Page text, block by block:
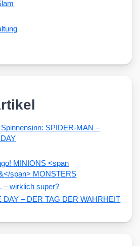
SPIDER-MAN –
MINIONS <span
span> MONSTERS
– wirklich super?
DAY – DER TAG DER WAHRHEIT